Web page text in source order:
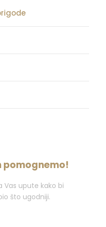
pomognemo!
Vas upute kako bi
što ugodniji.